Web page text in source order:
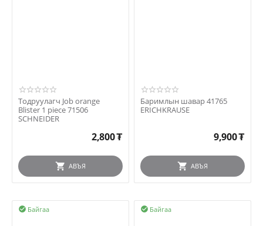
Тодруулагч Job orange
Blister 1 piece 71506
SCHNEIDER
2,800₮
АВЪЯ
Баримлын шавар 41765
ERICHKRAUSE
9,900₮
АВЪЯ
Байгаа
 Байгаа
